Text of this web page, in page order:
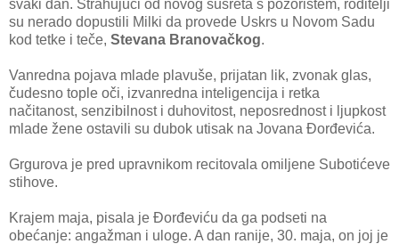
svaki dan. Strahujući od novog susreta s pozorištem, roditelji
su nerado dopustili Milki da provede Uskrs u Novom Sadu
kod tetke i teče, Stevana Branovačkog.
Vanredna pojava mlade plavuše, prijatan lik, zvonak glas,
čudesno tople oči, izvanredna inteligencija i retka
načitanost, senzibilnost i duhovitost, neposrednost i ljupkost
mlade žene ostavili su dubok utisak na Jovana Đorđevića.
Grgurova je pred upravnikom recitovala omiljene Subotićeve
stihove.
Krajem maja, pisala je Đorđeviću da ga podseti na
obećanje: angažman i uloge. A dan ranije, 30. maja, on joj je